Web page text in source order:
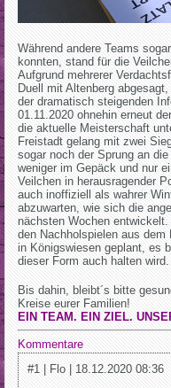
Während andere Teams
konnten, stand für die
Aufgrund mehrerer
Duell mit Altenberg
der dramatisch steigenden
01.11.2020 ohnehin erneut
die aktuelle Meisterschaft
Freistadt gelang mit zwei
sogar noch der Sprung an
weniger im Gepäck und nur
Veilchen in herausragender
auch inoffiziell als wahrer
abzuwarten, wie sich die
nächsten Wochen
den Nachholspielen aus
in Königswiesen geplant, es
dieser Form auch halten wird.
Bis dahin, bleibt´s bitte
Kreise eurer Familien!
EIN TEAM. EIN ZIEL.
Kommentare
#1 | Flo | 18.12.2020 08:36